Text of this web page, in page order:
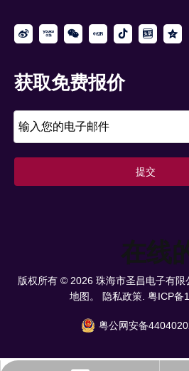
获取免费报价
提交
在线
版权所有 © 2026 珠海市圣昌电子有限
地图。
隐私政策. 粤ICP备
粤公网安备